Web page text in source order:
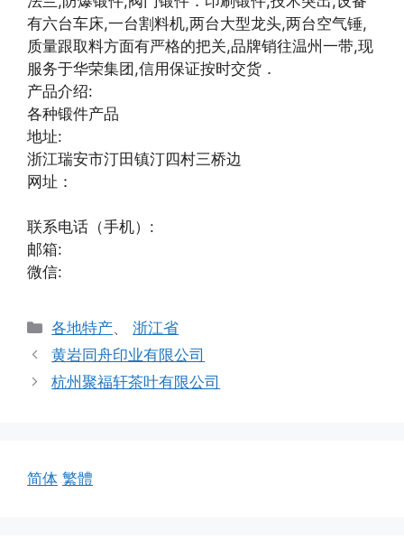
有六台车床,一台割料机,两台大型龙头,两台空气锤,
质量跟取料方面有严格的把关,品牌销往温州一带,现
服务于华荣集团,信用保证按时交货．
产品介绍:
各种锻件产品
地址:
浙江瑞安市汀田镇汀四村三桥边
网址：
联系电话（手机）:
邮箱:
微信:
分
类
各地特产、浙江省
黄岩同舟印业有限公司
杭州聚福轩茶叶有限公司
简体 繁體